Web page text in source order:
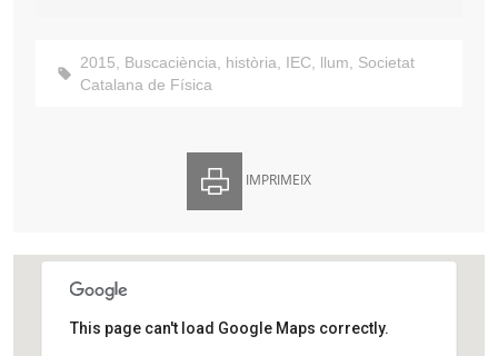
2015, Buscaciència, història, IEC, llum, Societat
Catalana de Física
IMPRIMEIX
This page can't load Google Maps correctly.